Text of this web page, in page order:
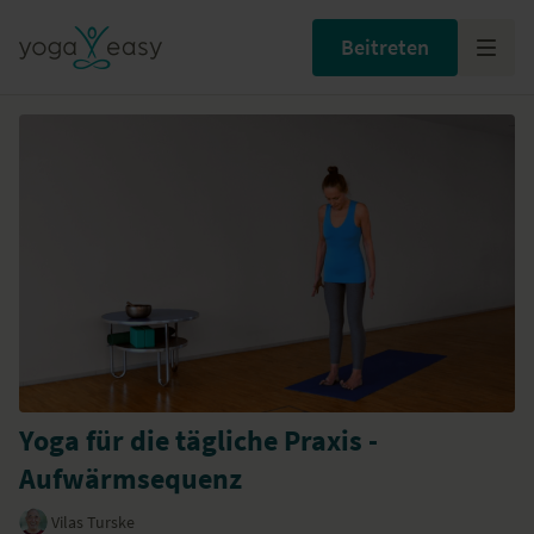
Beitreten
Yoga für die tägliche Praxis -
Aufwärmsequenz
Vilas Turske